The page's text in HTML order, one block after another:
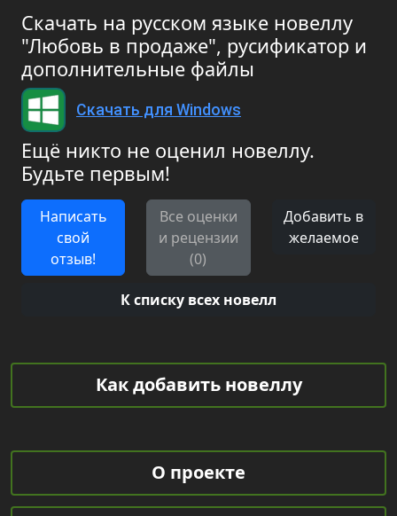
Скачать на русском языке новеллу
"Любовь в продаже", русификатор и
дополнительные файлы
Скачать для Windows
Ещё никто не оценил новеллу.
Будьте первым!
Написать
свой
отзыв!
Все оценки
и рецензии
(0)
Добавить в
желаемое
К списку всех новелл
Как добавить новеллу
О проекте